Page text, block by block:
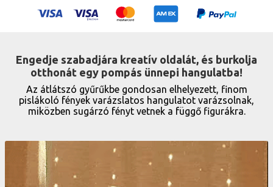
Engedje szabadjára kreatív oldalát, és burkolja
otthonát egy pompás ünnepi hangulatba!
Az átlátszó gyűrűkbe gondosan elhelyezett, finom
pislákoló fények varázslatos hangulatot varázsolnak,
miközben sugárzó fényt vetnek a függő figurákra.